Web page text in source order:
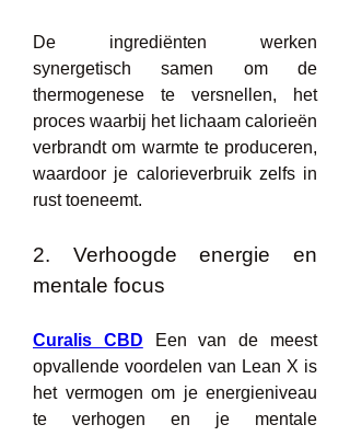
De ingrediënten werken
synergetisch samen om de
thermogenese te versnellen, het
proces waarbij het lichaam calorieën
verbrandt om warmte te produceren,
waardoor je calorieverbruik zelfs in
rust toeneemt.
2. Verhoogde energie en
mentale focus
Curalis CBD Een van de meest
opvallende voordelen van Lean X is
het vermogen om je energieniveau
te verhogen en je mentale